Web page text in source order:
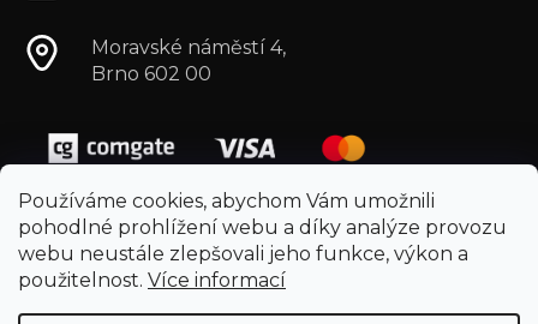
Používáme cookies, abychom Vám umožnili
pohodlné prohlížení webu a díky analýze provozu
webu neustále zlepšovali jeho funkce, výkon a
použitelnost. Více informací
Moravské náměstí 4,
Brno 602 00